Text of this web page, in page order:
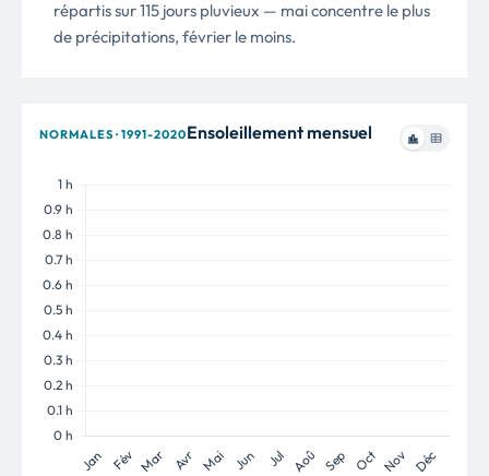
répartis sur 115 jours pluvieux — mai concentre le plus
de précipitations, février le moins.
NORMALES · 1991-2020Ensoleillement mensuel